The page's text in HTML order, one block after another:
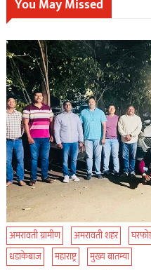
You May Missed
अमरावती ग्रामीण अमरावती शहर
धडाकेबाज
महाराष्ट्र मुख्य बातम्या